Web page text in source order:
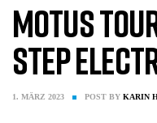
Motus
Step
1. MÄRZ 2023 POST BY KARIN